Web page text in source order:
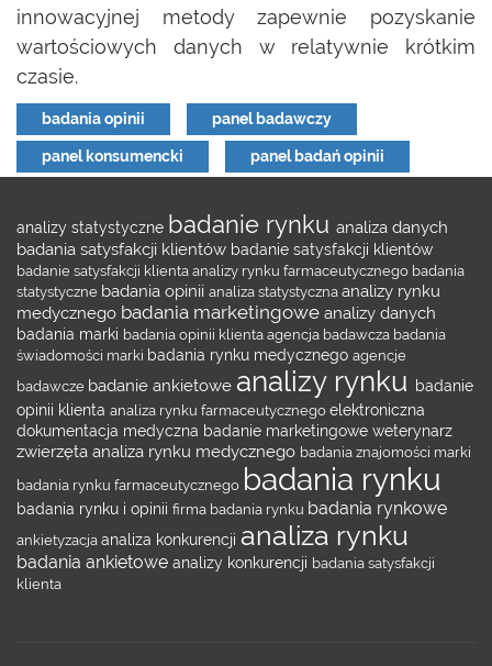
innowacyjnej metody zapewnie pozyskanie
wartościowych danych w relatywnie krótkim
czasie.
badania opinii panel badawczy
panel konsumencki panel badań opinii
analizy statystyczne badanie rynku analiza danych
badania satysfakcji klientów badanie satysfakcji klientów
badanie satysfakcji klientaanalizy rynku farmaceutycznego badania
statystyczne badania opinii analiza statystycznaanalizy rynku
medycznego badania marketingowe analizy danych
badania marki badania opinii klientaagencja badawcza badania
świadomości marki badania rynku medycznego agencje
badawcze badanie ankietowe analizy rynku
badanie
opinii klienta analiza rynku farmaceutycznegoelektroniczna
dokumentacja medyczna badanie marketingowe weterynarz
zwierzęta analiza rynku medycznego badania znajomości marki
badania rynku farmaceutycznego badania rynku
badania rynku i opinii firma badania rynku badania rynkowe
ankietyzacjaanaliza konkurencji analiza rynku
badania ankietowe analizy konkurencji badania satysfakcji
klienta